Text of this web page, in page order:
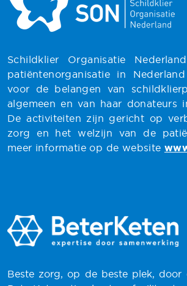
Schildklier Organisatie
patiëntenorganisatie in
voor de belangen van
algemeen en van haar donateurs
De activiteiten zijn gericht op
zorg en het welzijn van de
meer informatie op de website
Beste zorg, op de beste plek, door